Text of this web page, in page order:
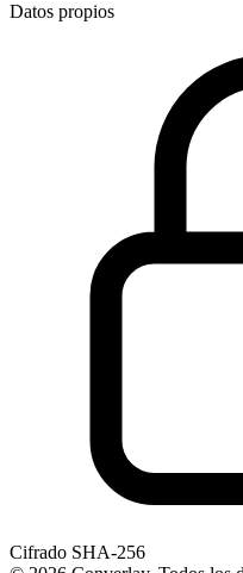
Datos propios
Cifrado SHA-256